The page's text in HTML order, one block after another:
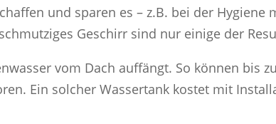
und sparen es – z.B. bei der Hygiene
Geschirr sind nur einige der
vom Dach auffängt. So können bis
Ein solcher Wassertank kostet mit